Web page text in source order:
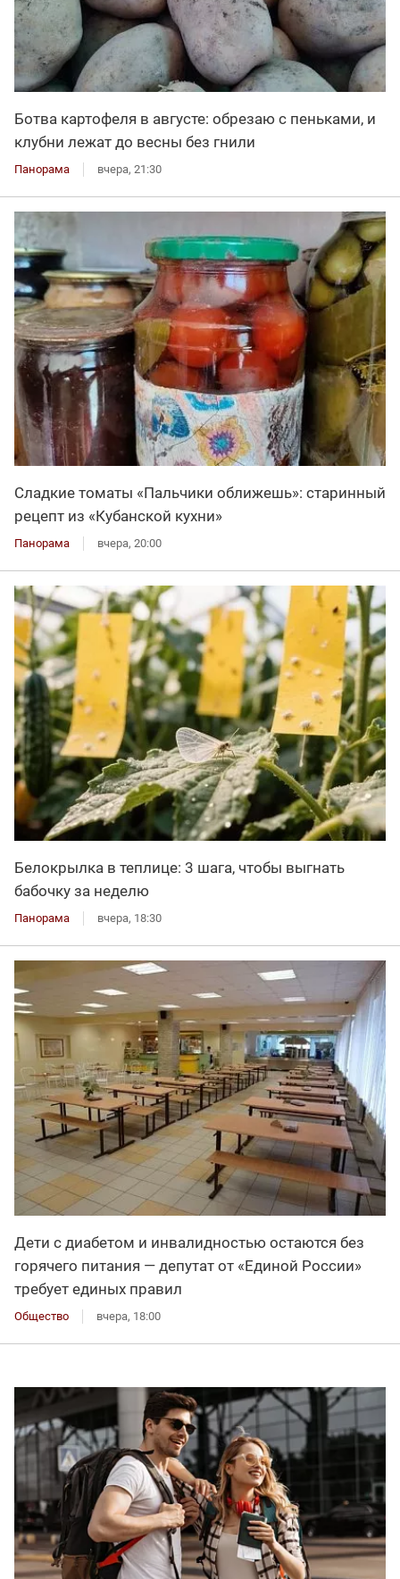
Ботва картофеля в августе: обрезаю с пеньками, и
клубни лежат до весны без гнили
Панорама вчера, 21:30
Сладкие томаты «Пальчики оближешь»: старинный
рецепт из «Кубанской кухни»
Панорама вчера, 20:00
Белокрылка в теплице: 3 шага, чтобы выгнать
бабочку за неделю
Панорама вчера, 18:30
Дети с диабетом и инвалидностью остаются без
горячего питания — депутат от «Единой России»
требует единых правил
Общество вчера, 18:00